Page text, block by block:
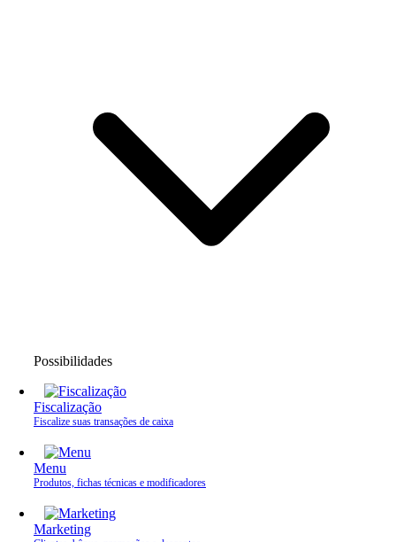
Possibilidades
Fiscalização
Fiscalize suas transações de caixa
Menu
Produtos, fichas técnicas e modificadores
Marketing